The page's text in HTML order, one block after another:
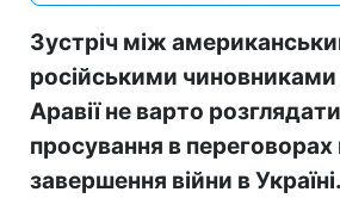
Зустріч між
російськими чиновниками
Аравії не варто
просування в
завершення війни в Україні.